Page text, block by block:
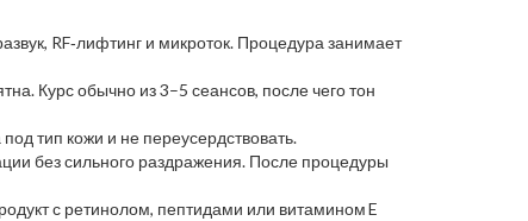
RF‑лифтинг и микроток. Процедура занимает
Курс обычно из 3–5 сеансов, после чего тон
тип кожи и не переусердствовать.
без сильного раздражения. После процедуры
с ретинолом, пептидами или витамином E